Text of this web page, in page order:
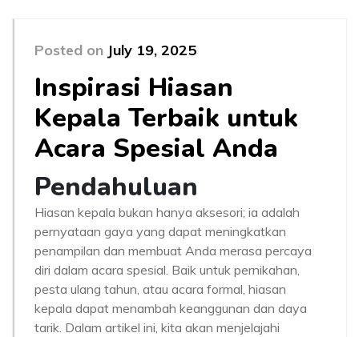
Posted on July 19, 2025
Inspirasi Hiasan
Kepala Terbaik untuk
Acara Spesial Anda
Pendahuluan
Hiasan kepala bukan hanya aksesori; ia adalah
pernyataan gaya yang dapat meningkatkan
penampilan dan membuat Anda merasa percaya
diri dalam acara spesial. Baik untuk pernikahan,
pesta ulang tahun, atau acara formal, hiasan
kepala dapat menambah keanggunan dan daya
tarik. Dalam artikel ini, kita akan menjelajahi